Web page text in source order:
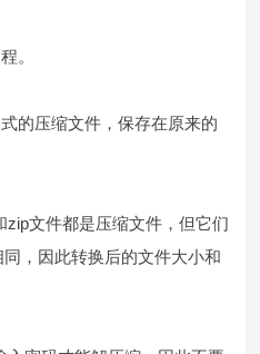
。
的压缩文件，保存在原来的
文件都是压缩文件，但它们
，因此转换后的文件大小和